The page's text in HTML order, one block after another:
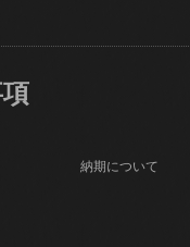
納期について